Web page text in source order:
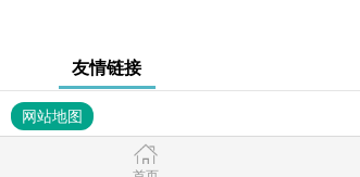
友情链接
网站地图